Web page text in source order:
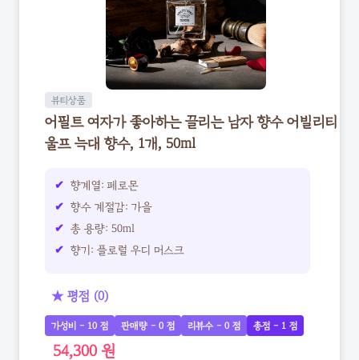
뷰티상품
어필트 여자가 좋아하는 끌리는 남자 향수 어빌리티
울프 늑대 향수, 1개, 50ml
향계열: 페로몬
향수 계절감: 가을
총 용량: 50ml
향기: 플로럴 우디 머스크
★ 평점 (0)
가성비 - 10 점 판매량 - 0 점 리뷰수 - 0 점 총점 - 1 점
54,300 원